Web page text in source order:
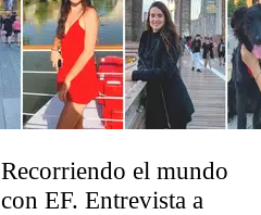
Recorriendo el mundo
con EF. Entrevista a